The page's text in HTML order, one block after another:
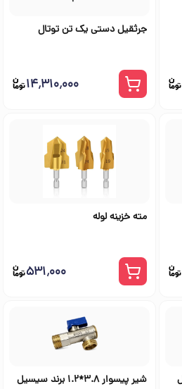
جرثقیل دستی یک تن توتال
۱۴٬۳۱۰٬۰۰۰
مته خزینه لوله
۵۳۱٬۰۰۰
شیر پیسوار 3.8*1.2 برند سیسیل